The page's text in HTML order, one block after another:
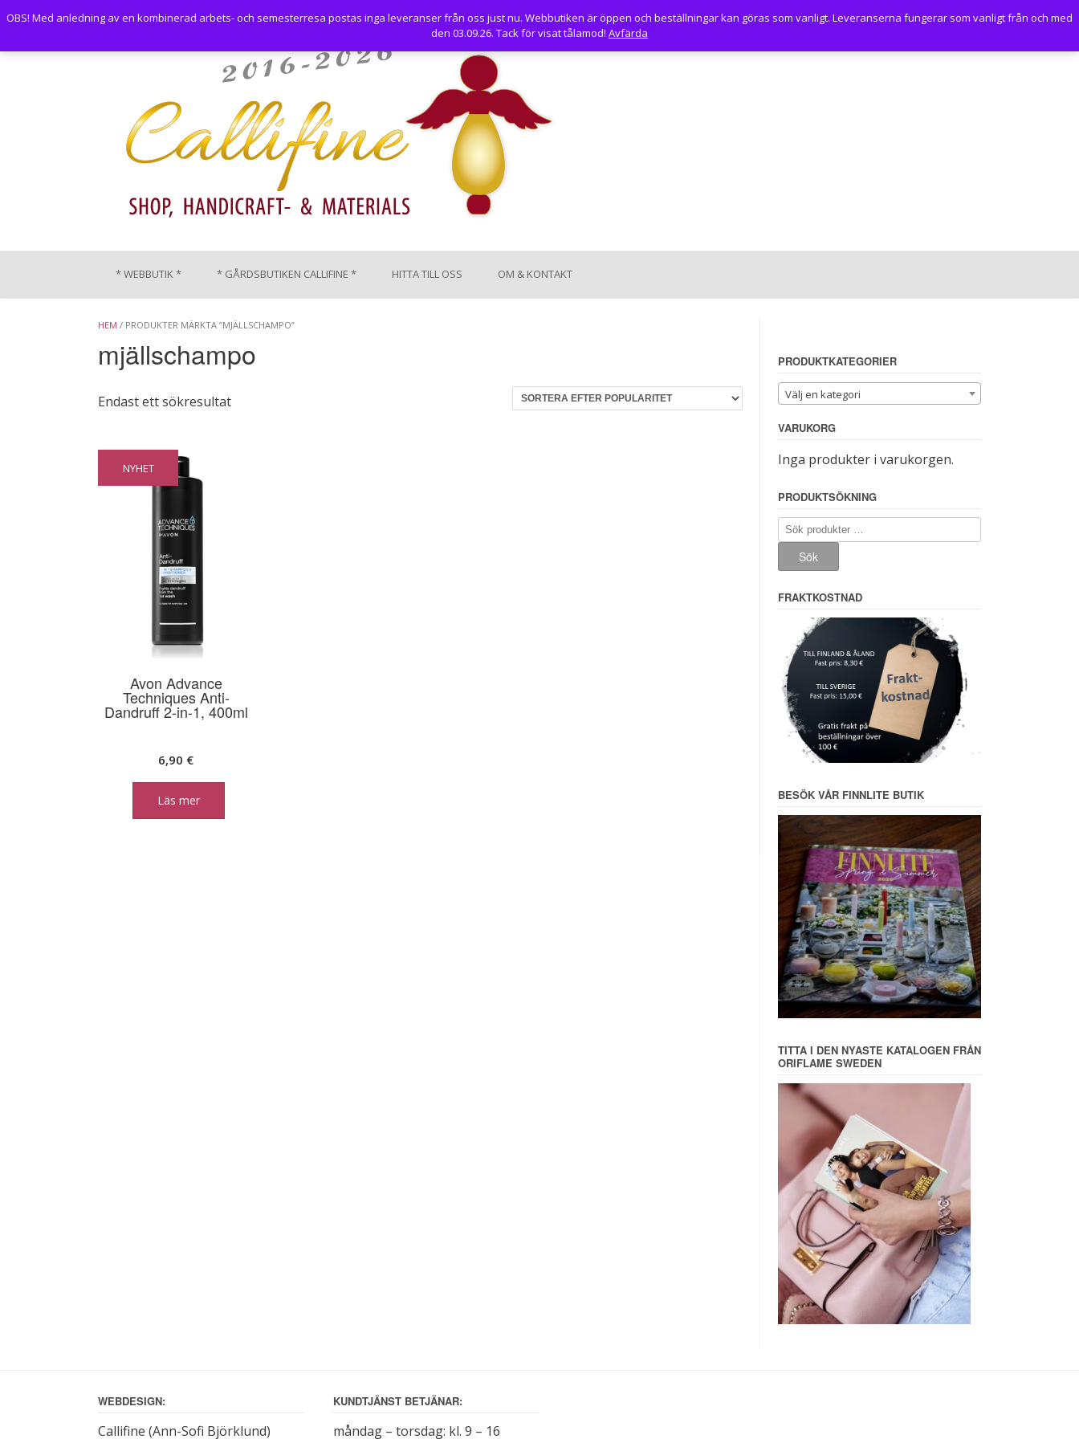
OBS! Med anledning av en kombinerad arbets- och semesterresa postas inga leveranser från oss just nu. Webbutiken är öppen och beställningar kan göras som vanligt. Leveranserna fungerar som vanligt från och med
den 03.09.26. Tack för visat tålamod! Avfärda
to
* WEBBUTIK * * GÅRDSBUTIKEN CALLIFINE * HITTA TILL OSS OM & KONTAKT
HEM / PRODUKTER MÄRKTA ”MJÄLLSCHAMPO”
mjällschampo
Endast ett sökresultat
NYHET
Avon Advance
Techniques Anti-
Dandruff 2-in-1, 400ml
6,90 €
Läs mer
PRODUKTKATEGORIER
Välj en kategori
VARUKORG
Inga produkter i varukorgen.
PRODUKTSÖKNING
Sök
efter:
Sök
FRAKTKOSTNAD
BESÖK VÅR FINNLITE BUTIK
TITTA I DEN NYASTE KATALOGEN FRÅN
ORIFLAME SWEDEN
WEBDESIGN:
Callifine (Ann-Sofi Björklund)
KUNDTJÄNST BETJÄNAR:
måndag – torsdag: kl. 9 – 16